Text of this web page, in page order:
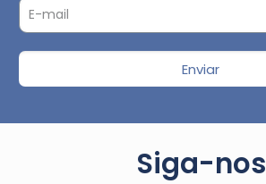
Enviar
Siga-nos